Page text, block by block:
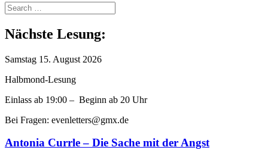
Search
for:
Nächste Lesung:
Samstag 15. August 2026
Halbmond-Lesung
Einlass ab 19:00 – Beginn ab 20 Uhr
Bei Fragen: evenletters@gmx.de
Antonia Currle – Die Sache mit der Angst